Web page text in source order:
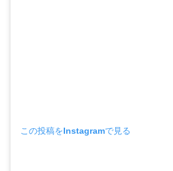
この投稿をInstagramで見る